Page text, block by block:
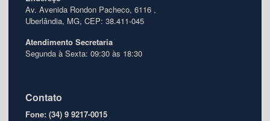
Av. Avenida Rondon Pacheco, 6116 ,
Uberlândia, MG, CEP: 38.411-045
Atendimento Secretaria
Segunda à Sexta: 09:30 às 18:30
Contato
Fone: (34) 9 9217-0015